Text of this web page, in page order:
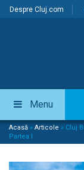
Despre Cluj.com
Menu
Acasă » Articole » Cluj
Partea I